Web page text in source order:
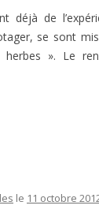
déjà de
se sont
». Le
le 11 octobre